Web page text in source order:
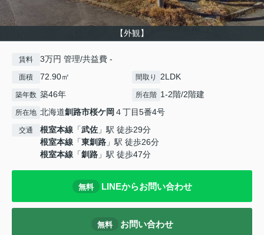
【外観】
賃料 3万円 管理/共益費 -
面積 72.90㎡ 間取り 2LDK
築年数 築46年 所在階 1-2階/2階建
所在地 北海道釧路市桜ケ岡 ４丁目5番4号
交通 根室本線 「武佐 」駅 徒歩29分
根室本線 「東釧路 」駅 徒歩26分
根室本線 「釧路 」駅 徒歩47分
無料 LINEからお問い合わせ
無料 お問い合わせ